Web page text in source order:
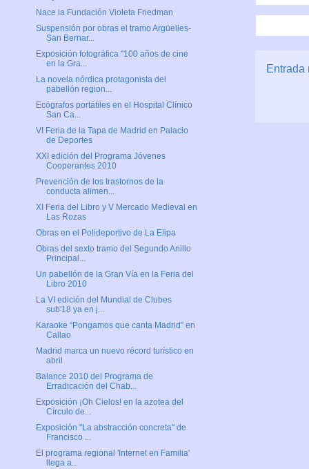
Entrada
Nace la Fundación Violeta Friedman
Suspensión por obras el tramo Argüelles-
San Bernar...
Exposición fotográfica "100 años de cine
en la Gra...
La novela nórdica protagonista del
pabellón region...
Ecógrafos portátiles en el Hospital Clínico
San Ca...
VI Feria de la Tapa de Madrid en Palacio
de Deportes
XXI edición del Programa Jóvenes
Cooperantes 2010
Prevención de los trastornos de la
conducta alimen...
XI Feria del Libro y V Mercado Medieval en
Las Rozas
Obras en el Polideportivo de La Elipa
Obras del sexto tramo del Segundo Anillo
Principal...
Un pabellón de la Gran Vía en la Feria del
Libro 2010
La VI edición del Mundial de Clubes
sub'18 ya en j...
Karaoke “Pongamos que canta Madrid” en
Callao
Madrid marca un nuevo récord turístico en
abril
Balance 2010 del Programa de
Erradicación del Chab...
Exposición ¡Oh Cielos! en la azotea del
Círculo de...
Exposición "La abstracción concreta" de
Francisco ...
El programa regional 'Internet en Familia'
llega a...